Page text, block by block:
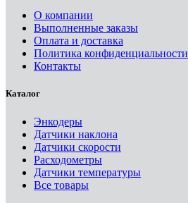
О компании
Выполненные заказы
Оплата и доставка
Политика конфиденциальности
Контакты
Каталог
Энкодеры
Датчики наклона
Датчики скорости
Расходометры
Датчики температуры
Все товары